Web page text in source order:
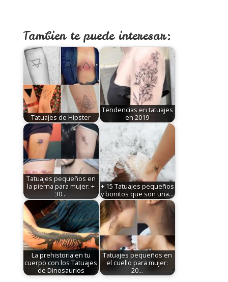
Tambien te puede interesar:
Tatuajes de Hipster
Tendencias en tatuajes
en 2019
Tatuajes pequeños en
la pierna para mujer: +
30…
+ 15 Tatuajes pequeños
y bonitos que son una…
La prehistoria en tu
cuerpo con los Tatuajes
de Dinosaurios
Tatuajes pequeños en
el cuello para mujer:
20…